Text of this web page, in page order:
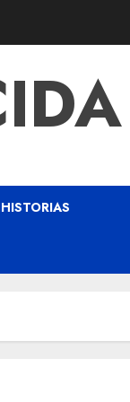
HISTORIAS